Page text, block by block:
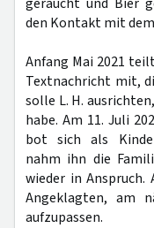
den Kontakt mit
Anfang Mai 2021
Textnachricht mit,
solle L. H.
habe. Am 11. Juli
bot sich als
nahm ihn die
wieder in Anspruch.
Angeklagten, am
aufzupassen.